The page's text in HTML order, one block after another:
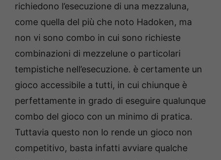
richiedono l’esecuzione di una mezzaluna,
come quella del più che noto Hadoken, ma
non vi sono combo in cui sono richieste
combinazioni di mezzelune o particolari
tempistiche nell’esecuzione. è certamente un
gioco accessibile a tutti, in cui chiunque è
perfettamente in grado di eseguire qualunque
combo del gioco con un minimo di pratica.
Tuttavia questo non lo rende un gioco non
competitivo, basta infatti avviare qualche